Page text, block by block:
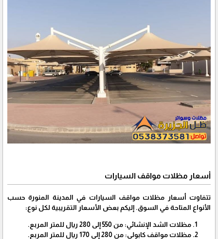
أسعار مظلات مواقف السيارات
تتفاوت أسعار مظلات مواقف السيارات في المدينة المنورة حسب
الأنواع المتاحة في السوق. إليكم بعض الأسعار التقريبية لكل نوع:
مظلات الشد الإنشائي: من 550 إلى 280 ريال للمتر المربع.
مظلات مواقف كابولي: من 280 إلى 170 ريال للمتر المربع.